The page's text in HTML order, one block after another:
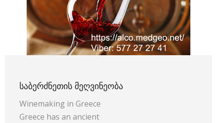
ᲡᲐᲑᲔᲠᲫᲜᲔᲗᲘᲡ ᲛᲔᲦᲕᲘᲜᲔᲝᲑᲐ
Winemaking in Greece
Greece has an ancient